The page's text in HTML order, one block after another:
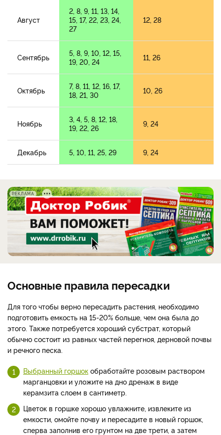
Август
2, 8, 9, 11, 13, 14,
15, 17, 22, 23, 24,
27
12, 28
Сентябрь
5, 8, 9, 10, 12, 15,
19, 20, 24
11, 26
Октябрь
7, 8, 11, 12, 16, 17,
18, 21, 30
10, 26
Ноябрь
3, 4, 5, 8, 12, 18,
19, 22, 26
9, 24
Декабрь 5, 10, 11, 25, 29 9, 24
РЕКЛАМА
Основные правила пересадки
Для того чтобы верно пересадить растения, необходимо
подготовить емкость на 15-20% больше, чем она была до
этого. Также потребуется хороший субстрат, который
обычно состоит из равных частей перегноя, дерновой почвы
и речного песка.
Выбранный горшок обработайте розовым раствором
марганцовки и уложите на дно дренаж в виде
керамзита слоем в сантиметр.
Цветок в горшке хорошо увлажните, извлеките из
емкости, омойте почву и пересадите в новый горшок,
сперва заполнив его грунтом на две трети, а затем